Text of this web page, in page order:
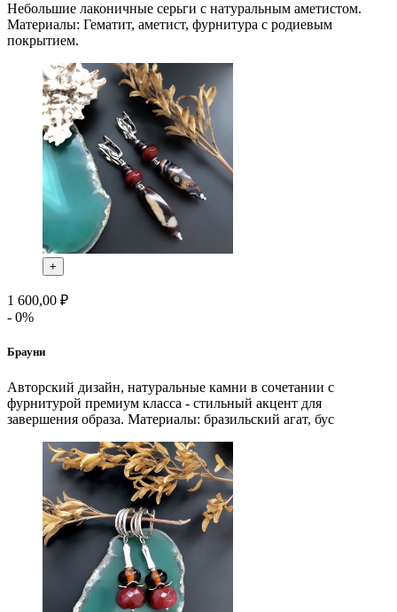
Небольшие лаконичные серьги с натуральным аметистом.
Материалы: Гематит, аметист, фурнитура с родиевым
покрытием.
+
1 600,00 ₽
- 0%
Брауни
Авторский дизайн, натуральные камни в сочетании с
фурнитурой премиум класса - стильный акцент для
завершения образа. Материалы: бразильский агат, бус